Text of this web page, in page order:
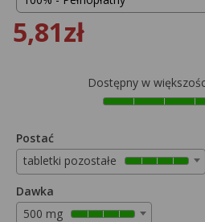
5,81zł
Dostępny w
Postać
tabletki pozostałe
Dawka
500 mg
Więcej informacji na temat
zewnętrznych w naszym serwisie
Serwisu